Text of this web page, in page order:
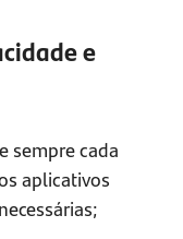
e
sempre cada
aplicativos